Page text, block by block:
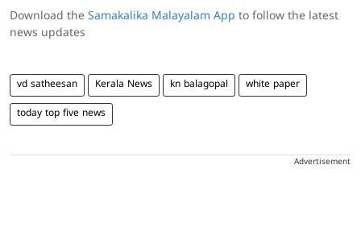
Download the Samakalika Malayalam App to follow the latest
news updates
vd satheesan Kerala News kn balagopal white paper
today top five news
Advertisement